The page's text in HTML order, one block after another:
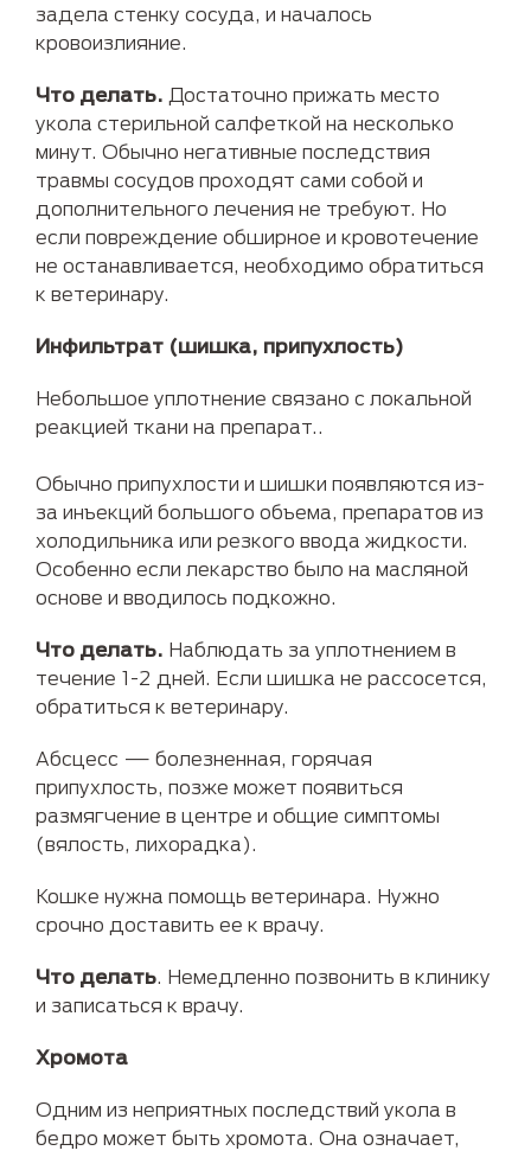
задела стенку сосуда, и началось
кровоизлияние.
Что делать. Достаточно прижать место
укола стерильной салфеткой на несколько
минут. Обычно негативные последствия
травмы сосудов проходят сами собой и
дополнительного лечения не требуют. Но
если повреждение обширное и кровотечение
не останавливается, необходимо обратиться
к ветеринару.
Инфильтрат (шишка, припухлость)
Небольшое уплотнение связано с локальной
реакцией ткани на препарат..
Обычно припухлости и шишки появляются из-
за инъекций большого объема, препаратов из
холодильника или резкого ввода жидкости.
Особенно если лекарство было на масляной
основе и вводилось подкожно.
Что делать. Наблюдать за уплотнением в
течение 1-2 дней. Если шишка не рассосется,
обратиться к ветеринару.
Абсцесс — болезненная, горячая
припухлость, позже может появиться
размягчение в центре и общие симптомы
(вялость, лихорадка).
Кошке нужна помощь ветеринара. Нужно
срочно доставить ее к врачу.
Что делать . Немедленно позвонить в клинику
и записаться к врачу.
Хромота
Одним из неприятных последствий укола в
бедро может быть хромота. Она означает,